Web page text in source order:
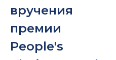
вручения
премии
People's